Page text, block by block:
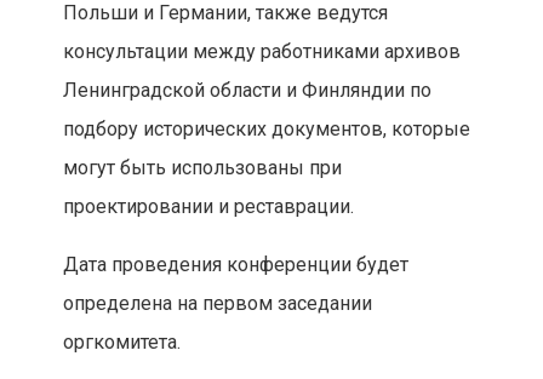
Польши и Германии, также ведутся
консультации между работниками архивов
Ленинградской области и Финляндии по
подбору исторических документов, которые
могут быть использованы при
проектировании и реставрации.
Дата проведения конференции будет
определена на первом заседании
оргкомитета.